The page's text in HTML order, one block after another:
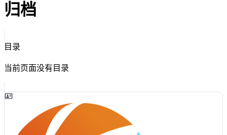
归档
目录
当前页面没有目录